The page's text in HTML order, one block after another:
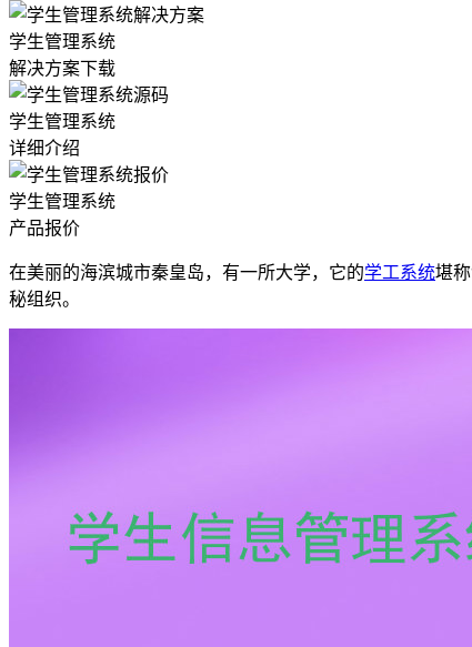
学生管理系统
解决方案下载
学生管理系统
详细介绍
学生管理系统
产品报价
在美丽的海滨城市秦皇岛，有一所大学，它的学工系统堪
秘组织。